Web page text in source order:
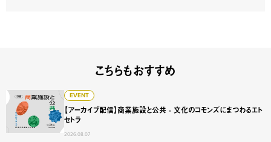
こちらもおすすめ
EVENT
【アーカイブ配信】商業施設と公共 - 文化のコモンズにまつわるエト
セトラ
2026.08.07
【アーカイブ配信】商業施設と公共 - 文化のコモンズにまつ